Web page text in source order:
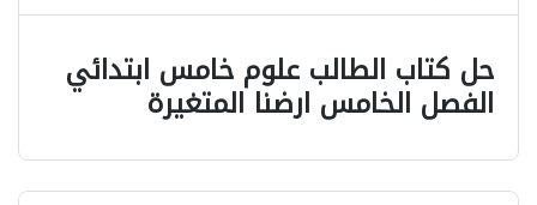
حل كتاب الطالب علوم خامس ابتدائي
الفصل الخامس ارضنا المتغيرة